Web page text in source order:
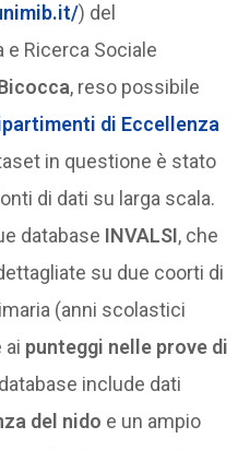
) del
e Ricerca Sociale
, reso possibile
di Eccellenza
in questione è stato
di dati su larga scala.
database INVALSI, che
su due coorti di
(anni scolastici
ai punteggi nelle prove di
include dati
del nido e un ampio